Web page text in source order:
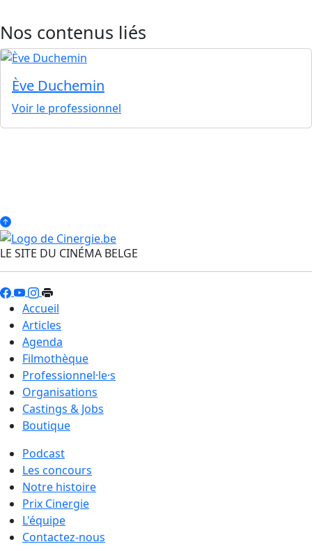
Nos contenus liés
Ève Duchemin
Voir le professionnel
LE SITE DU CINÉMA BELGE
Accueil
Articles
Agenda
Filmothèque
Professionnel·le·s
Organisations
Castings & Jobs
Boutique
Podcast
Les concours
Notre histoire
Prix Cinergie
L'équipe
Contactez-nous